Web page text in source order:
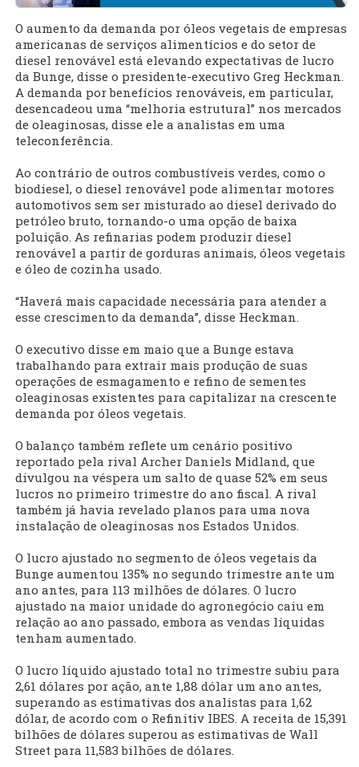
O aumento da demanda por óleos vegetais de empresas
americanas de serviços alimentícios e do setor de
diesel renovável está elevando expectativas de lucro
da Bunge, disse o presidente-executivo Greg Heckman.
A demanda por benefícios renováveis, em particular,
desencadeou uma “melhoria estrutural” nos mercados
de oleaginosas, disse ele a analistas em uma
teleconferência.
Ao contrário de outros combustíveis verdes, como o
biodiesel, o diesel renovável pode alimentar motores
automotivos sem ser misturado ao diesel derivado do
petróleo bruto, tornando-o uma opção de baixa
poluição. As refinarias podem produzir diesel
renovável a partir de gorduras animais, óleos vegetais
e óleo de cozinha usado.
“Haverá mais capacidade necessária para atender a
esse crescimento da demanda”, disse Heckman.
O executivo disse em maio que a Bunge estava
trabalhando para extrair mais produção de suas
operações de esmagamento e refino de sementes
oleaginosas existentes para capitalizar na crescente
demanda por óleos vegetais.
O balanço também reflete um cenário positivo
reportado pela rival Archer Daniels Midland, que
divulgou na véspera um salto de quase 52% em seus
lucros no primeiro trimestre do ano fiscal. A rival
também já havia revelado planos para uma nova
instalação de oleaginosas nos Estados Unidos.
O lucro ajustado no segmento de óleos vegetais da
Bunge aumentou 135% no segundo trimestre ante um
ano antes, para 113 milhões de dólares. O lucro
ajustado na maior unidade do agronegócio caiu em
relação ao ano passado, embora as vendas líquidas
tenham aumentado.
O lucro líquido ajustado total no trimestre subiu para
2,61 dólares por ação, ante 1,88 dólar um ano antes,
superando as estimativas dos analistas para 1,62
dólar, de acordo com o Refinitiv IBES. A receita de 15,391
bilhões de dólares superou as estimativas de Wall
Street para 11,583 bilhões de dólares.